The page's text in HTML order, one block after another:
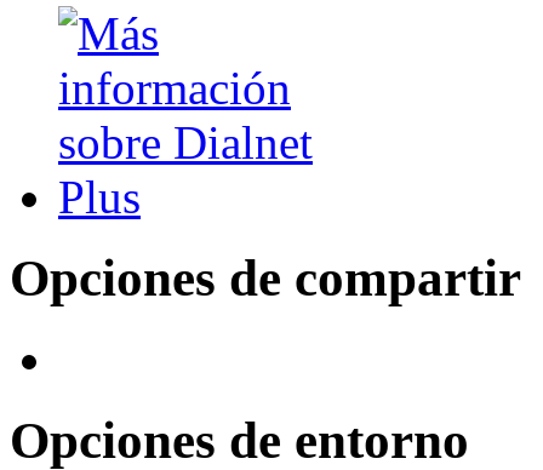
Opciones de compartir
Opciones de entorno